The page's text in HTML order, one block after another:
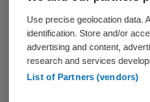
vindt dit een
patiëntveiligheid.
Tijdens
Use precise geolocation data.
identification. Store and/or
advertising and content,
research and services
List of Partners (vendors)